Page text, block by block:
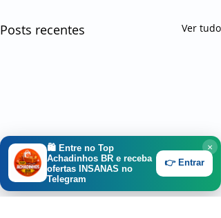
×
🛍️ Entre no Top
Achadinhos BR e receba
ofertas INSANAS no
Telegram
👉 Entrar
Posts recentes Ver tudo